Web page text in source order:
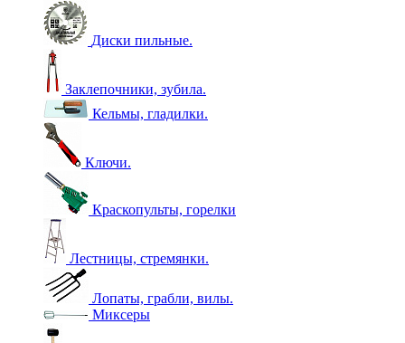
Диски пильные.
Заклепочники, зубила.
Кельмы, гладилки.
Ключи.
Краскопульты, горелки
Лестницы, стремянки.
Лопаты, грабли, вилы.
Миксеры